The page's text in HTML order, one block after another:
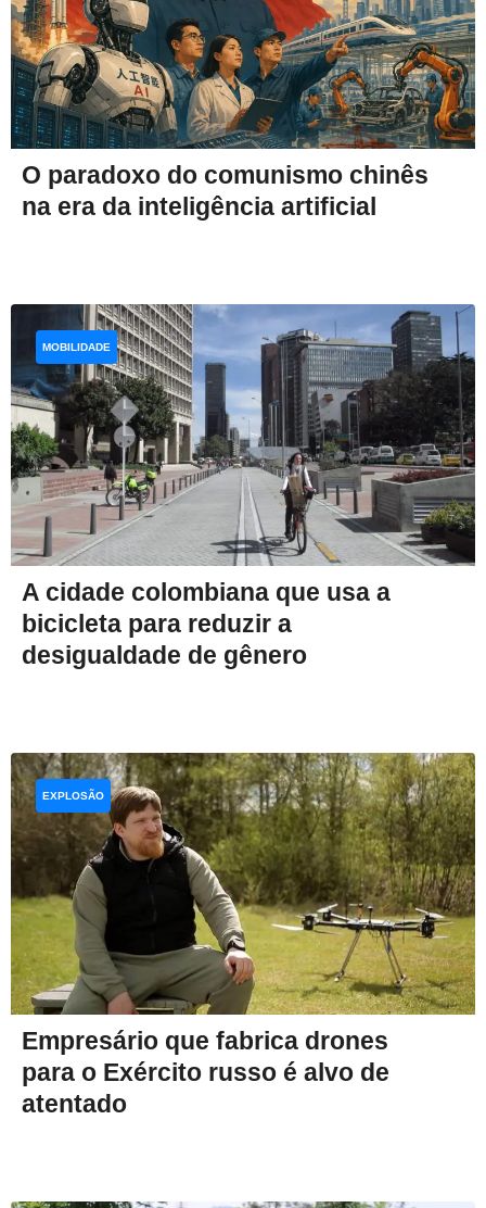
O paradoxo do comunismo chinês
na era da inteligência artificial
A cidade colombiana que usa a
bicicleta para reduzir a
desigualdade de gênero
MOBILIDADE
Empresário que fabrica drones
para o Exército russo é alvo de
atentado
EXPLOSÃO